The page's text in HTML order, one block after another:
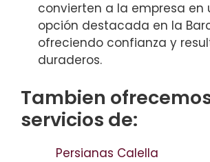
convierten a la empresa en
opción destacada en la
ofreciendo confianza y
duraderos.
Tambien
servicios de:
Persianas Calella